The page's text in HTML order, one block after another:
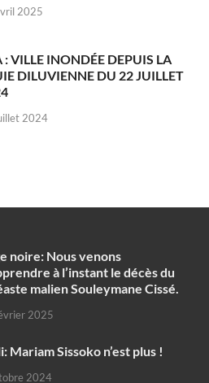
2025
: VILLE INONDÉE DEPUIS LA
DILUVIENNE DU 22 JUILLET
2024
noire: Nous venons
à l’instant le décès du
malien Souleymane Cissé.
2025
Mariam Sissoko n’est plus !
2024